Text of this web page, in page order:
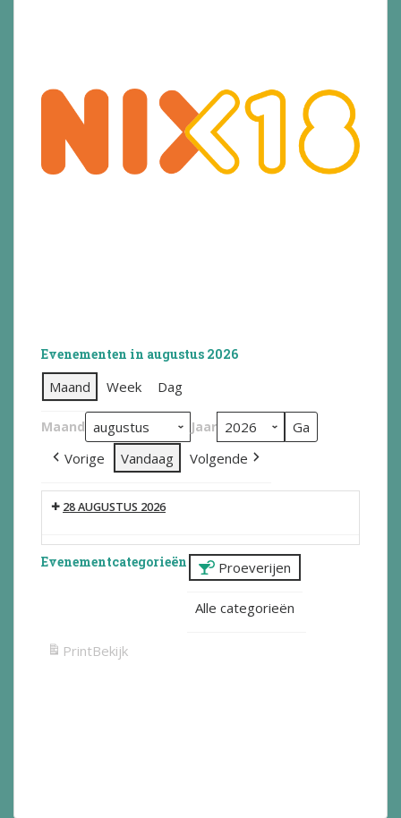
Evenementen in augustus 2026
Maand Week Dag
Maand Jaar
Vorige Vandaag Volgende
28 AUGUSTUS 2026
Evenementcategorieën Proeverijen
Alle categorieën
PrintBekijk